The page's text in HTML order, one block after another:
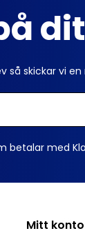
så skickar vi
betalar med
Mitt konto